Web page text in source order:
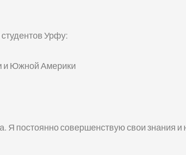
Урфу:
и Южной Америки
Я постоянно совершенствую свои знания